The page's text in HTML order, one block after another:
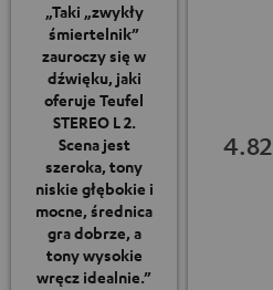
„Taki „zwykły
śmiertelnik”
zauroczy się w
dźwięku, jaki
oferuje Teufel
STEREO L 2.
Scena jest
szeroka, tony
niskie głębokie i
mocne, średnica
gra dobrze, a
tony wysokie
wręcz idealnie.”
4.82